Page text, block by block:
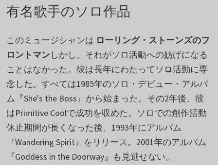
有名歌手のソロ作品
このミュージシャンは ローリング・ストーンズのフ
ロントマン しかし、それがソロ活動への妨げになる
ことはなかった。彼は長年にわたってソロ活動に専
念した。すべては1985年のソロ・デビュー・アルバ
ム『She's the Boss』から始まった。その2年後、彼
はPrimitive Coolで成功を収めた。ソロでの創作活動
休止期間が長くなった後、1993年にアルバム
『Wandering Spirit』をリリース。2001年のアルバム
『Goddess in the Doorway』も見逃せない。